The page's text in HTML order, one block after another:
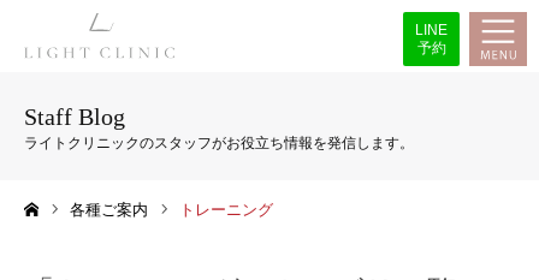
LINE
予約
Staff Blog
各種ご案内 トレーニング